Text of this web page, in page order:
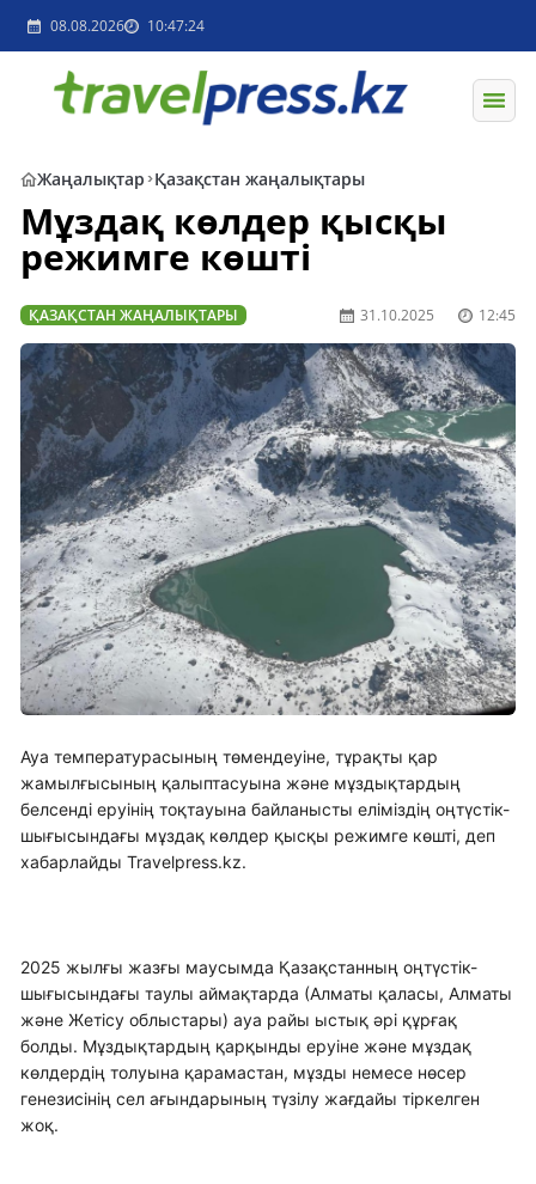
08.08.2026 10:47:24
Жаңалықтар Қазақстан жаңалықтары
Мұздақ көлдер қысқы
режимге көшті
ҚАЗАҚСТАН ЖАҢАЛЫҚТАРЫ 31.10.2025 12:45
Ауа температурасының төмендеуіне, тұрақты қар
жамылғысының қалыптасуына және мұздықтардың
белсенді еруінің тоқтауына байланысты еліміздің оңтүстік-
шығысындағы мұздақ көлдер қысқы режимге көшті, деп
хабарлайды Travelpress.kz.
2025 жылғы жазғы маусымда Қазақстанның оңтүстік-
шығысындағы таулы аймақтарда (Алматы қаласы, Алматы
және Жетісу облыстары) ауа райы ыстық әрі құрғақ
болды. Мұздықтардың қарқынды еруіне және мұздақ
көлдердің толуына қарамастан, мұзды немесе нөсер
генезисінің сел ағындарының түзілу жағдайы тіркелген
жоқ.